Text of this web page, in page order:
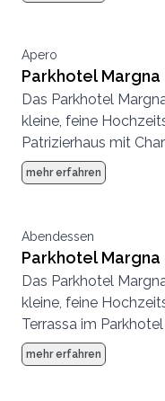
Verfügung stehen,
Apero
Parkhotel Margna
Das Parkhotel
kleine, feine
Patrizierhaus mit
lichtdurchfluteten
Silvaplanersee
und drei Restaurants.
mehr erfahren
Abendessen
Parkhotel Margna
Das Parkhotel
kleine, feine
Terrassa im
umgeben von
beeindruckenden
mehr erfahren